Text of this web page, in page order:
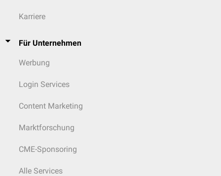
Karriere
Für Unternehmen
Werbung
Login Services
Content Marketing
Marktforschung
CME-Sponsoring
Alle Services